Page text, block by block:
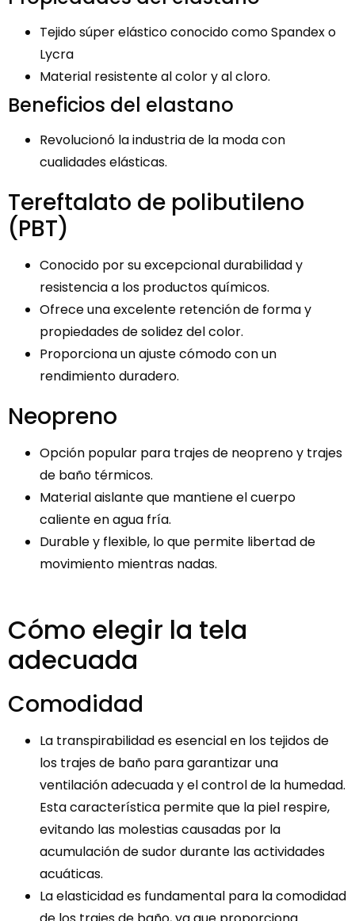
Tejido súper elástico conocido como Spandex o
Lycra
Material resistente al color y al cloro.
Beneficios del elastano
Revolucionó la industria de la moda con
cualidades elásticas.
Tereftalato de polibutileno
(PBT)
Conocido por su excepcional durabilidad y
resistencia a los productos químicos.
Ofrece una excelente retención de forma y
propiedades de solidez del color.
Proporciona un ajuste cómodo con un
rendimiento duradero.
Neopreno
Opción popular para trajes de neopreno y trajes
de baño térmicos.
Material aislante que mantiene el cuerpo
caliente en agua fría.
Durable y flexible, lo que permite libertad de
movimiento mientras nadas.
Cómo elegir la tela
adecuada
Comodidad
La transpirabilidad es esencial en los tejidos de
los trajes de baño para garantizar una
ventilación adecuada y el control de la humedad.
Esta característica permite que la piel respire,
evitando las molestias causadas por la
acumulación de sudor durante las actividades
acuáticas.
La elasticidad es fundamental para la comodidad